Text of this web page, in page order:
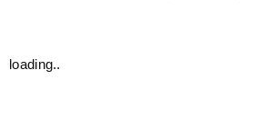
loading..